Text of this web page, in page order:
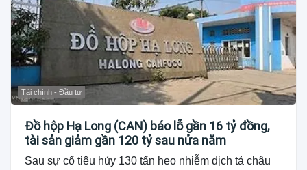
Tài chính - Đầu tư
Đồ hộp Hạ Long (CAN) báo lỗ gần 16 tỷ đồng,
tài sản giảm gần 120 tỷ sau nửa năm
Sau sự cố tiêu hủy 130 tấn heo nhiễm dịch tả châu